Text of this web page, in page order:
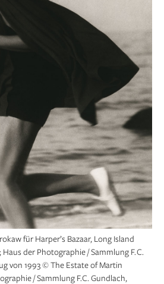
für Harper’s Bazaar, Long Island
Haus der Photographie / Sammlung F. C.
von 1993 © The Estate of Martin
/ Sammlung F.C. Gundlach,